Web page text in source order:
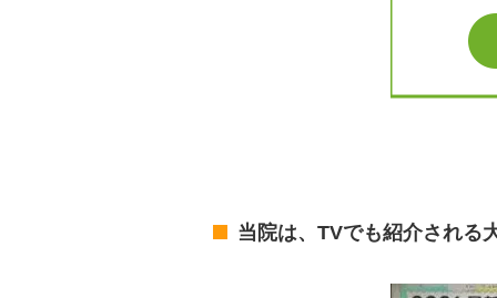
当院は、TVでも紹介される